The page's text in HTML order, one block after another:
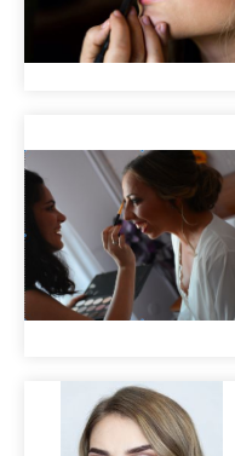
Maquillaje de
novia
Laura. Novias
reales